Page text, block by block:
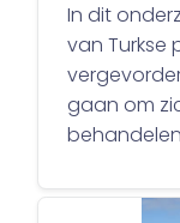
In dit
van Turkse
gaan om